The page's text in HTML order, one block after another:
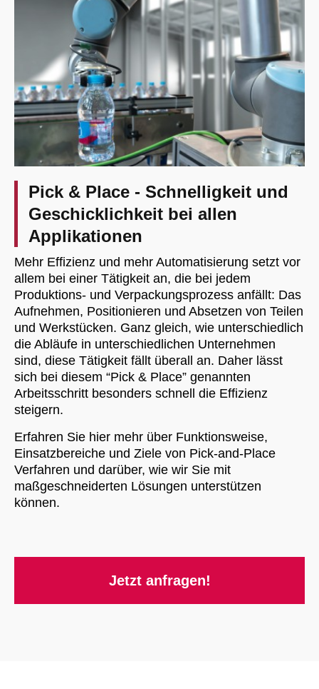
Pick & Place - Schnelligkeit und
Geschicklichkeit bei allen
Applikationen
Mehr Effizienz und mehr Automatisierung setzt vor
allem bei einer Tätigkeit an, die bei jedem
Produktions- und Verpackungsprozess anfällt: Das
Aufnehmen, Positionieren und Absetzen von Teilen
und Werkstücken. Ganz gleich, wie unterschiedlich
die Abläufe in unterschiedlichen Unternehmen
sind, diese Tätigkeit fällt überall an. Daher lässt
sich bei diesem “Pick & Place” genannten
Arbeitsschritt besonders schnell die Effizienz
steigern.
Erfahren Sie hier mehr über Funktionsweise,
Einsatzbereiche und Ziele von Pick-and-Place
Verfahren und darüber, wie wir Sie mit
maßgeschneiderten Lösungen unterstützen
können.
Jetzt anfragen!